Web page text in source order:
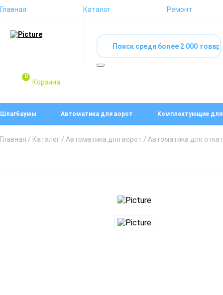
Главная Каталог Ремонт
0
Корзина
Шлагбаумы Автоматика для ворот Комплектующие
Главная / Каталог / Автоматика для ворот / Автоматика для